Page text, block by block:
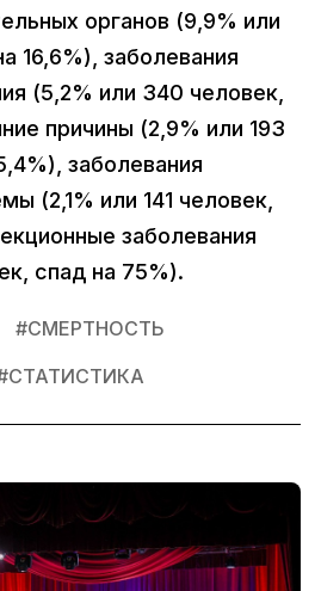
органов (9,9% или
16,6%), заболевания
(5,2% или 340 человек,
причины (2,9% или 193
заболевания
(2,1% или 141 человек,
заболевания
спад на 75%).
#СМЕРТНОСТЬ
СТАТИСТИКА